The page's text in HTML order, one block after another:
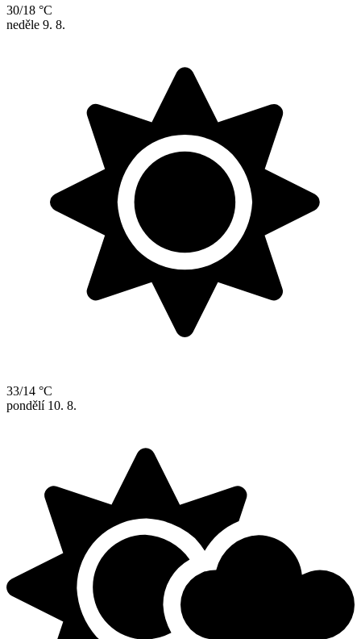
30/18 °C
neděle 9. 8.
33/14 °C
pondělí 10. 8.